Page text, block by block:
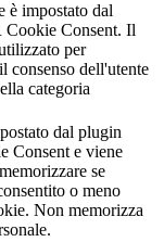
è impostato dal
Consent. Il
per
consenso dell'utente
categoria
dal plugin
Consent e viene
se
o meno
Non memorizza